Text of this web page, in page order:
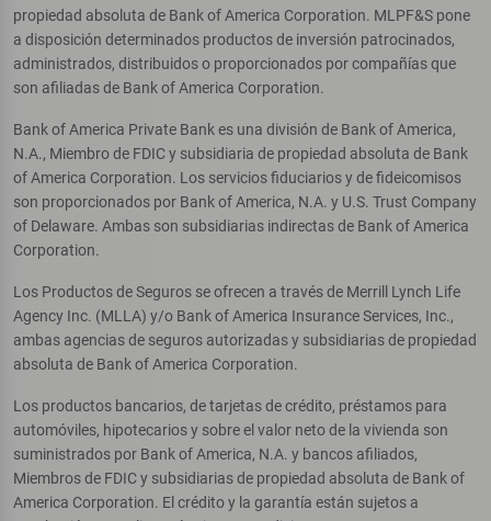
propiedad absoluta de Bank of America Corporation. MLPF&S pone
a disposición determinados productos de inversión patrocinados,
administrados, distribuidos o proporcionados por compañías que
son afiliadas de Bank of America Corporation.
Bank of America Private Bank es una división de Bank of America,
N.A., Miembro de FDIC y subsidiaria de propiedad absoluta de Bank
of America Corporation. Los servicios fiduciarios y de fideicomisos
son proporcionados por Bank of America, N.A. y U.S. Trust Company
of Delaware. Ambas son subsidiarias indirectas de Bank of America
Corporation.
Los Productos de Seguros se ofrecen a través de Merrill Lynch Life
Agency Inc. (MLLA) y/o Bank of America Insurance Services, Inc.,
ambas agencias de seguros autorizadas y subsidiarias de propiedad
absoluta de Bank of America Corporation.
Los productos bancarios, de tarjetas de crédito, préstamos para
automóviles, hipotecarios y sobre el valor neto de la vivienda son
suministrados por Bank of America, N.A. y bancos afiliados,
Miembros de FDIC y subsidiarias de propiedad absoluta de Bank of
America Corporation. El crédito y la garantía están sujetos a